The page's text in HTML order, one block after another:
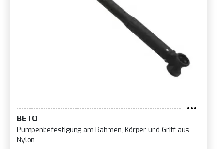
BETO
Pumpenbefestigung am Rahmen, Körper und Griff aus
Nylon